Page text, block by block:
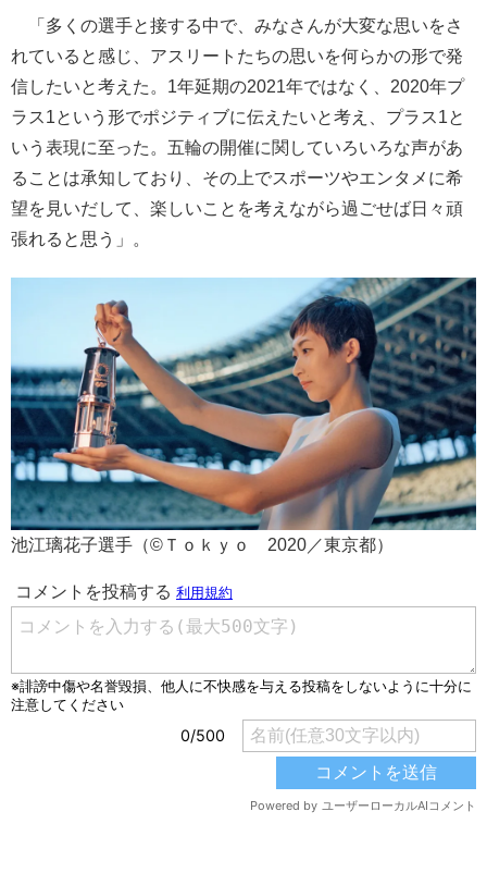
「多くの選手と接する中で、みなさんが大変な思いをさ
れていると感じ、アスリートたちの思いを何らかの形で発
信したいと考えた。1年延期の2021年ではなく、2020年プ
ラス1という形でポジティブに伝えたいと考え、プラス1と
いう表現に至った。五輪の開催に関していろいろな声があ
ることは承知しており、その上でスポーツやエンタメに希
望を見いだして、楽しいことを考えながら過ごせば日々頑
張れると思う」。
池江璃花子選手（©Ｔｏｋｙｏ 2020／東京都）